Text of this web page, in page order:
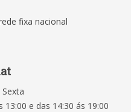
fixa nacional
13:00 e das 14:30 ás 19:00